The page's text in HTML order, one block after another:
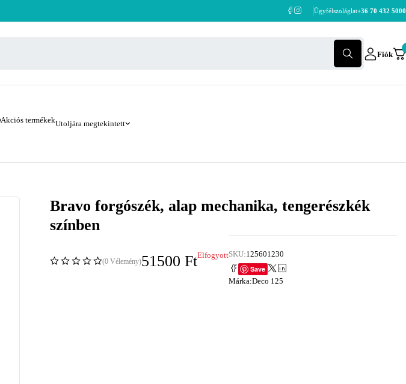
Ügyfélszoláglat+36 70 432 5000
Fiók
Akciós termékekUtoljára megtekintett
Bravo forgószék, alap mechanika, tengerészkék
színben
(0 Vélemény)51500 FtElfogyottSKU:125601230
Save
Márka:Deco 125